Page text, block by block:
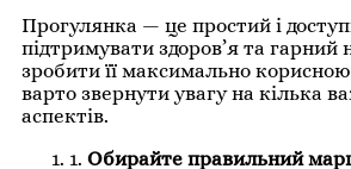
Прогулянка — це простий і
підтримувати здоров’я та гарний
зробити її максимально корисною
варто звернути увагу на кілька
аспектів.
1. Обирайте правильний